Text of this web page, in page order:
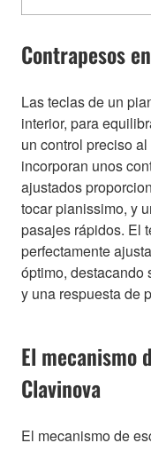
Contrapesos
Las teclas de un
interior, para
un control preciso
incorporan unos
ajustados
tocar pianissimo, y
pasajes rápidos. El
perfectamente
óptimo, destacando
y una respuesta de
El mecanismo
Clavinova
El mecanismo de